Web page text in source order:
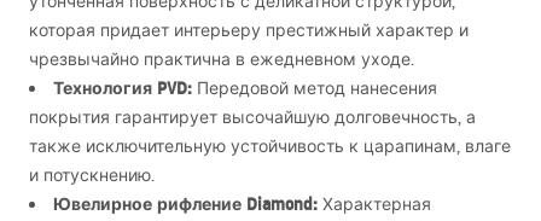
которая придает интерьеру престижный характер и
чрезвычайно практична в ежедневном уходе.
Технология PVD: Передовой метод нанесения
покрытия гарантирует высочайшую долговечность, а
также исключительную устойчивость к царапинам, влаге
и потускнению.
Ювелирное рифление Diamond: Характерная